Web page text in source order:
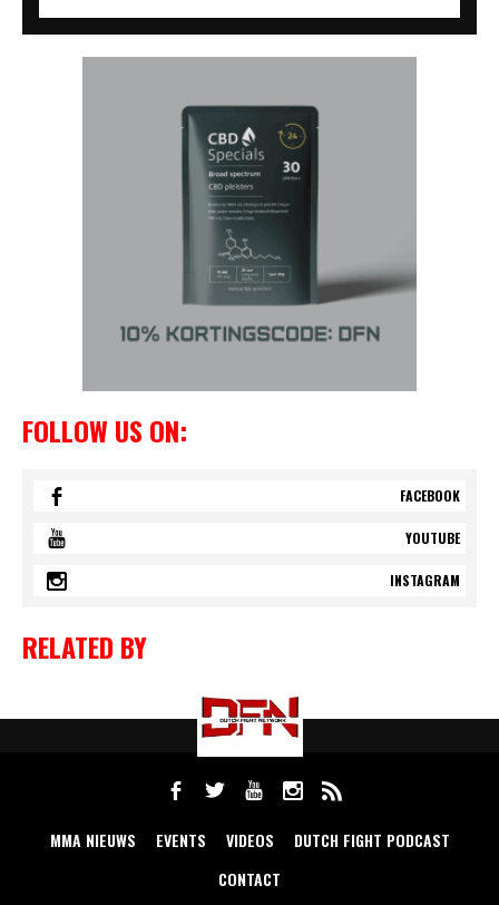
FOLLOW US ON:
FACEBOOK
YOUTUBE
INSTAGRAM
RELATED BY
MMA NIEUWS EVENTS VIDEOS
DUTCH FIGHT PODCAST
CONTACT